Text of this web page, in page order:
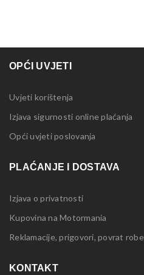
OPĆI UVJETI
Uvjeti korištenja
Izjava sigurnosti online plaćanja
Opći uvjeti poslovanja
PLAĆANJE I DOSTAVA
Izjava o privatnosti
Kupovina na Motormania
Reklamacije, prigovori, povrat robe
KONTAKT